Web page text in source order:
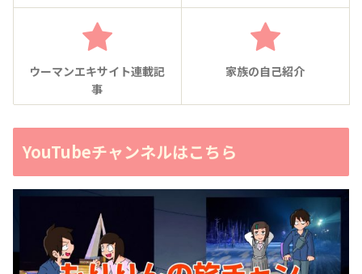
ウーマンエキサイト連載記
事
家族の自己紹介
YouTubeチャンネルはこちら